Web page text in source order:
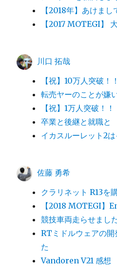
【2018年】あけま
【2017 MOTEGI】
川口 拓哉
【祝】10万人突破！
転売ヤーのことが嫌
【祝】1万人突破！！
卒業と後継と就職と
イカスルーレット2
佐藤 勇希
クラリネット R13を
【2018 MOTEGI】
競技車両走らせまし
RTミドルウェアの
た
Vandoren V21 感想